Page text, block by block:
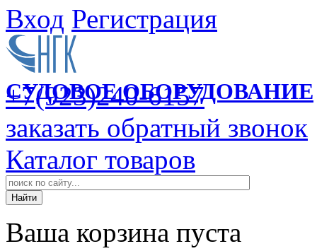
Вход Регистрация
СУДОВОЕ ОБОРУДОВАНИЕ
+7(923)240-6157
заказать обратный звонок
Каталог товаров
Ваша корзина пуста